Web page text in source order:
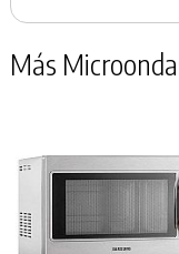
Más